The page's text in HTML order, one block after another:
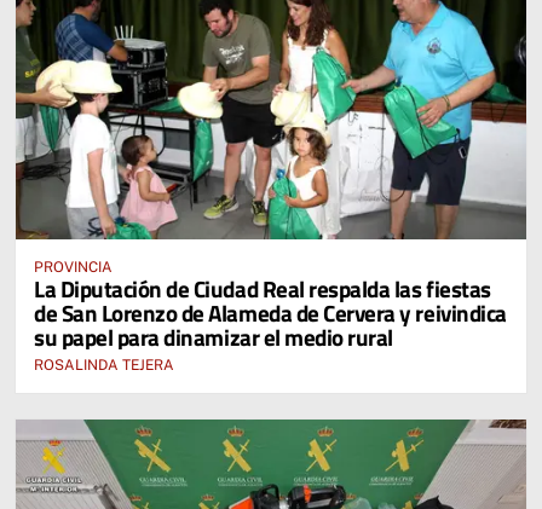
PROVINCIA
La Diputación de Ciudad Real respalda las fiestas
de San Lorenzo de Alameda de Cervera y reivindica
su papel para dinamizar el medio rural
ROSALINDA TEJERA